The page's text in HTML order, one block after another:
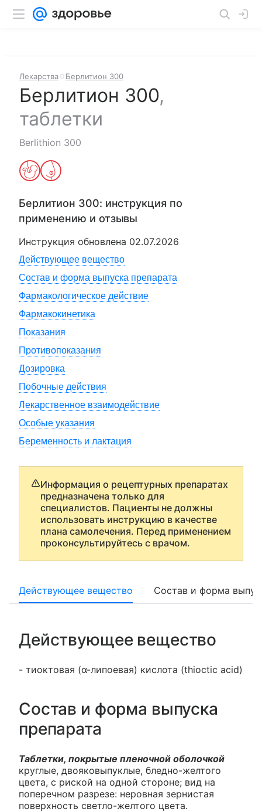
Лекарства Берлитион 300
Берлитион 300,
таблетки
Berlithion 300
Берлитион 300: инструкция по
применению и отзывы
Инструкция обновлена 02.07.2026
Действующее вещество
Состав и форма выпуска препарата
Фармакологическое действие
Фармакокинетика
Показания
Противопоказания
Дозировка
Побочные действия
Лекарственное взаимодействие
Особые указания
Беременность и лактация
Информация о рецептурных препаратах
предназначена только для
специалистов. Пациенты не должны
использовать инструкцию в качестве
плана самолечения. Перед применением
проконсультируйтесь с врачом.
Действующее вещество Состав и форма
Действующее вещество
- тиоктовая (α-липоевая) кислота (thioctic acid)
Состав и форма выпуска
препарата
Таблетки, покрытые пленочной оболочкой
круглые, двояковыпуклые, бледно-желтого
цвета, с риской на одной стороне; вид на
поперечном разрезе: неровная зернистая
поверхность светло-желтого цвета.